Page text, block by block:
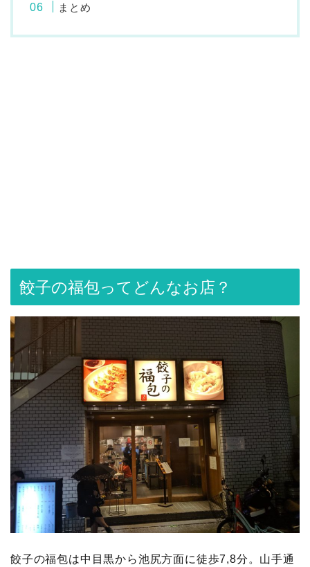
まとめ
餃子の福包ってどんなお店？
餃子の福包は中目黒から池尻方面に徒歩7,8分。山手通